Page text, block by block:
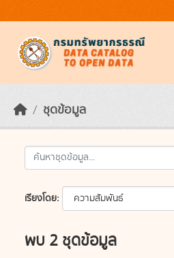
ชุดข้อมูล
เรียงโดย
พบ 2 ชุดข้อมูล